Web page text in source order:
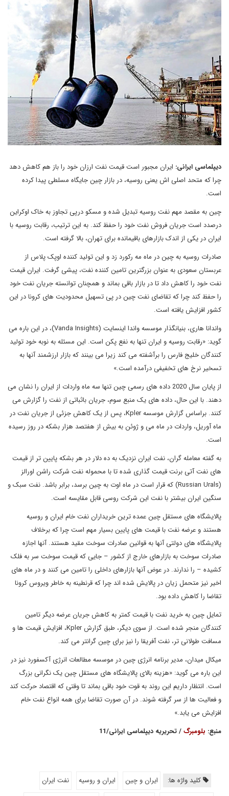
دیپلماسی ایرانی: ایران مجبور است قیمت نفت ارزان خود را باز هم کاهش دهد
چرا که متحد اصلی اش یعنی روسیه، در بازار چین جایگاه مسلطی پیدا کرده
است.
چین به مقصد مهم نفت روسیه تبدیل شده و مسکو درپی تجاوز به خاک اوکراین
درصدد است جریان فروش نفت خود را حفظ کند. به این ترتیب، رقابت روسیه با
ایران در یکی از اندک بازارهای باقیمانده برای تهران، بالا گرفته است.
صادرات روسیه به چین در ماه مه رکورد زد و این تولید کننده اوپک پلاس از
عربستان سعودی به عنوان بزرگترین تامین کننده نفت، پیشی گرفت. ایران قیمت
نفت خود را کاهش داد تا در بازار باقی بماند و همچنان توانسته جریان نفت خود
را حفظ کند چرا که تقاضای نفت چین در پی تسهیل محدودیت های کرونا در این
کشور افزایش یافته است.
واندانا هاری، بنیانگذار موسسه واندا اینسایت (Vanda Insights)، در این باره می
گوید: «رقابت روسیه و ایران تنها به نفع پکن است. این مسئله به نوبه خود تولید
کنندگان خلیج فارس را برآشفته می کند زیرا می بینند که بازار ارزشمند آنها به
تسخیر نرخ های تخفیفی درآمده است.»
از پایان سال 2020 داده های رسمی چین تنها سه ماه واردات از ایران را نشان می
دهند. با این حال، داده های یک منبع سوم، جریان باثباتی از نفت را گزارش می
کنند. براساس گزارش موسسه Kpler، پس از یک کاهش جزئی از جریان نفت در
ماه آوریل، واردات در ماه می و ژوئن به بیش از هفتصد هزار بشکه در روز رسیده
است.
به گفته معامله گران، نفت ایران نزدیک به ده دلار در هر بشکه پایین تر از قیمت
های نفت آتی برنت قیمت گذاری شده تا با محموله نفت شرکت راشن اورالز
(Russian Urals) که قرار است در ماه اوت به چین برسد، برابر باشد. نفت سبک و
سنگین ایران بیشتر با نفت این شرکت روسی قابل مقایسه است.
پالایشگاه های مستقل چین عمده ترین خریداران نفت خام ایران و روسیه
هستند و عرضه نفت با قیمت های پایین بسیار مهم است چرا که برخلاف
پالایشگاه های دولتی آنها به قوانین صادرات سوخت مقید هستند. آنها اجازه
صادرات سوخت به بازارهای خارج از کشور – جایی که قیمت سوخت سر به فلک
کشیده – را ندارند. در عوض آنها بازارهای داخلی را تامین می کنند و در ماه های
اخیر نیز متحمل زیان در پالایش شده اند چرا که قرنطینه به خاطر ویروس کرونا
تقاضا را کاهش داده بود.
تمایل چین به خرید نفت با قیمت کمتر به کاهش جریان عرضه دیگر تامین
کنندگان منجر شده است. از سوی دیگر، طبق گزارش Kpler، افزایش قیمت ها و
مسافت طولانی تر، نفت آفریقا را نیز برای چین گرانتر می کند.
میکال میدان، مدیر برنامه انرژی چین در موسسه مطالعات انرژی آکسفورد نیز در
این باره می گوید: «هزینه بالای پالایشگاه های مستقل چین یک نگرانی بزرگ
است. انتظار داریم این روند به قوت خود باقی بماند تا وقتی که اقتصاد حرکت کند
و فعالیت ها از سر گرفته شوند. در آن صورت تقاضا برای همه انواع نفت خام
افزایش می یابد.»
منبع: بلومبرگ/ تحریریه دیپلماسی ایرانی/11
کلید واژه ها: ایران و چین ایران و روسیه نفت ایران